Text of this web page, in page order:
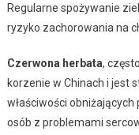
Regularne spożywanie
ryzyko zachorowania na
Czerwona herbata,
korzenie w Chinach i jest
właściwości
osób z problemami